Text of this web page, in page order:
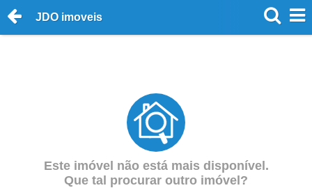
JDO imoveis
Este imóvel não está mais disponível.
Que tal procurar outro imóvel?